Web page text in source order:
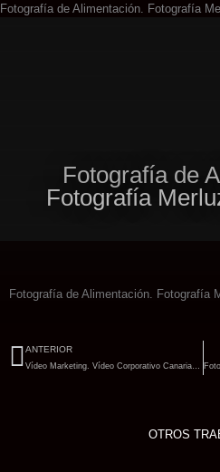
Fotografía de Alimentación. Fotografía
Fotografía de
Fotografía
Fotografía de Alimentación. Fotografía
Ant
ANTERIOR
Vídeo Marketing. Vídeo Corporativo Canarias Lotes.
OTROS